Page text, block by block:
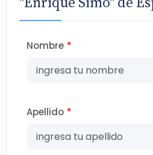
Nombre *
Apellido *